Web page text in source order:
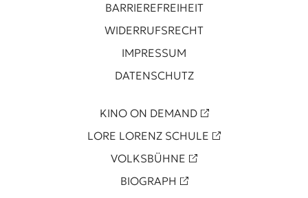
BARRIEREFREIHEIT
WIDERRUFSRECHT
IMPRESSUM
DATENSCHUTZ
KINO ON DEMAND
LORE LORENZ SCHULE
VOLKSBÜHNE
BIOGRAPH